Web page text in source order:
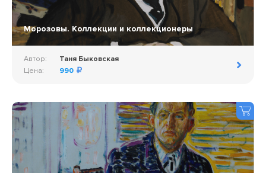
Морозовы. Коллекции и коллекционеры
Автор:
Таня Быковская
Цена:
990